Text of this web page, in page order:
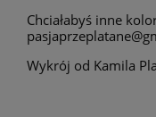
Chciałabyś inne
Wykrój od Kamila